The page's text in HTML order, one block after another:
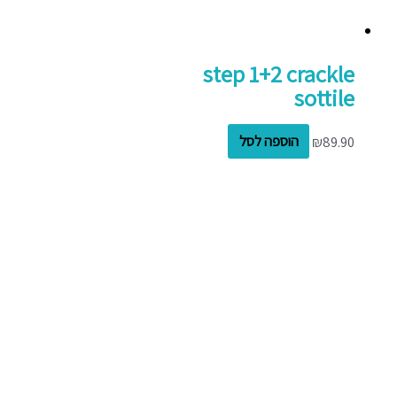
step 1+2 crackle
sottile
₪89.90 הוספה לסל